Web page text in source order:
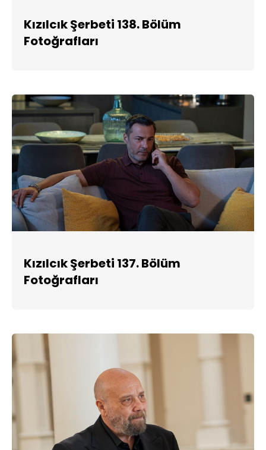
Kızılcık Şerbeti 138. Bölüm
Fotoğrafları
Kızılcık Şerbeti 137. Bölüm
Fotoğrafları